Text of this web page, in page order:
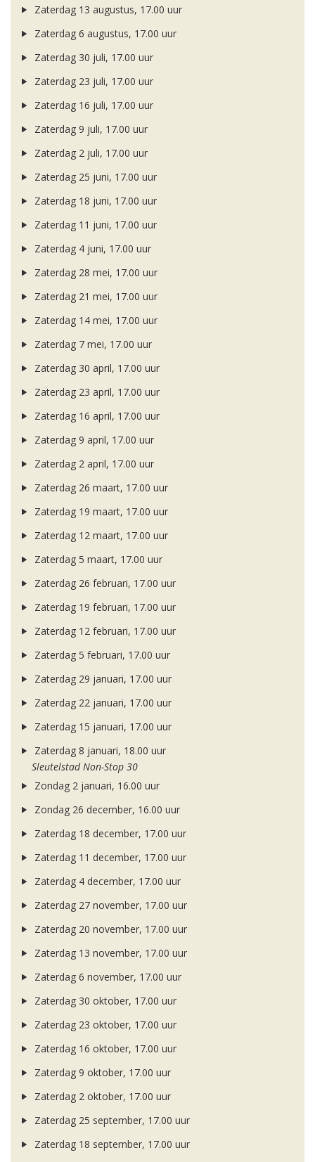
Zaterdag 13 augustus, 17.00 uur
Zaterdag 6 augustus, 17.00 uur
Zaterdag 30 juli, 17.00 uur
Zaterdag 23 juli, 17.00 uur
Zaterdag 16 juli, 17.00 uur
Zaterdag 9 juli, 17.00 uur
Zaterdag 2 juli, 17.00 uur
Zaterdag 25 juni, 17.00 uur
Zaterdag 18 juni, 17.00 uur
Zaterdag 11 juni, 17.00 uur
Zaterdag 4 juni, 17.00 uur
Zaterdag 28 mei, 17.00 uur
Zaterdag 21 mei, 17.00 uur
Zaterdag 14 mei, 17.00 uur
Zaterdag 7 mei, 17.00 uur
Zaterdag 30 april, 17.00 uur
Zaterdag 23 april, 17.00 uur
Zaterdag 16 april, 17.00 uur
Zaterdag 9 april, 17.00 uur
Zaterdag 2 april, 17.00 uur
Zaterdag 26 maart, 17.00 uur
Zaterdag 19 maart, 17.00 uur
Zaterdag 12 maart, 17.00 uur
Zaterdag 5 maart, 17.00 uur
Zaterdag 26 februari, 17.00 uur
Zaterdag 19 februari, 17.00 uur
Zaterdag 12 februari, 17.00 uur
Zaterdag 5 februari, 17.00 uur
Zaterdag 29 januari, 17.00 uur
Zaterdag 22 januari, 17.00 uur
Zaterdag 15 januari, 17.00 uur
Zaterdag 8 januari, 18.00 uur
Sleutelstad Non-Stop 30
Zondag 2 januari, 16.00 uur
Zondag 26 december, 16.00 uur
Zaterdag 18 december, 17.00 uur
Zaterdag 11 december, 17.00 uur
Zaterdag 4 december, 17.00 uur
Zaterdag 27 november, 17.00 uur
Zaterdag 20 november, 17.00 uur
Zaterdag 13 november, 17.00 uur
Zaterdag 6 november, 17.00 uur
Zaterdag 30 oktober, 17.00 uur
Zaterdag 23 oktober, 17.00 uur
Zaterdag 16 oktober, 17.00 uur
Zaterdag 9 oktober, 17.00 uur
Zaterdag 2 oktober, 17.00 uur
Zaterdag 25 september, 17.00 uur
Zaterdag 18 september, 17.00 uur